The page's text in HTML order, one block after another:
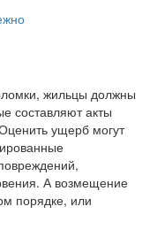
жильцы должны
составляют акты
ущерб могут
А возмещение
порядке, или